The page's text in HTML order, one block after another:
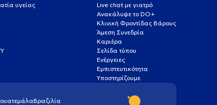
υγείας
Live chat με γιατρό
Ανακάλυψε το DO+
Κλινική Φροντίδας Βάρους
Άμεση Συνεδρία
Καριέρα
Σελίδα τύπου
Ενέργειες
Εμπιστευτικότητα
Υποστηρίζουμε
Βραζιλία